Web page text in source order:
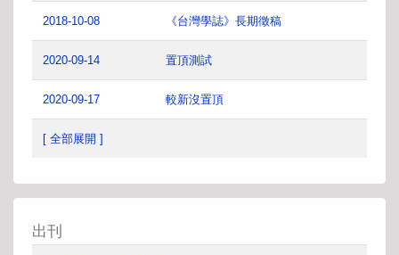
2018-10-08 《台灣學誌》長期徵稿
2020-09-14 置頂測試
2020-09-17 較新沒置頂
[ 全部展開 ]
出刊